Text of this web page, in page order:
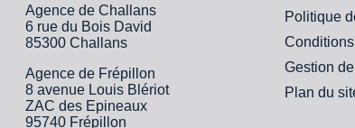
Agence de Challans
6 rue du Bois David
85300 Challans
Agence de Frépillon
8 avenue Louis Blériot
ZAC des Epineaux
95740 Frépillon
Politique
Gestion
Plan du